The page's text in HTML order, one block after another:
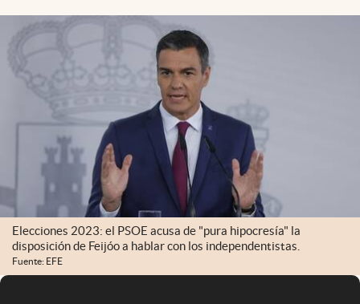
Elecciones 2023: el PSOE acusa de "pura hipocresía" la
disposición de Feijóo a hablar con los independentistas.
Fuente: EFE